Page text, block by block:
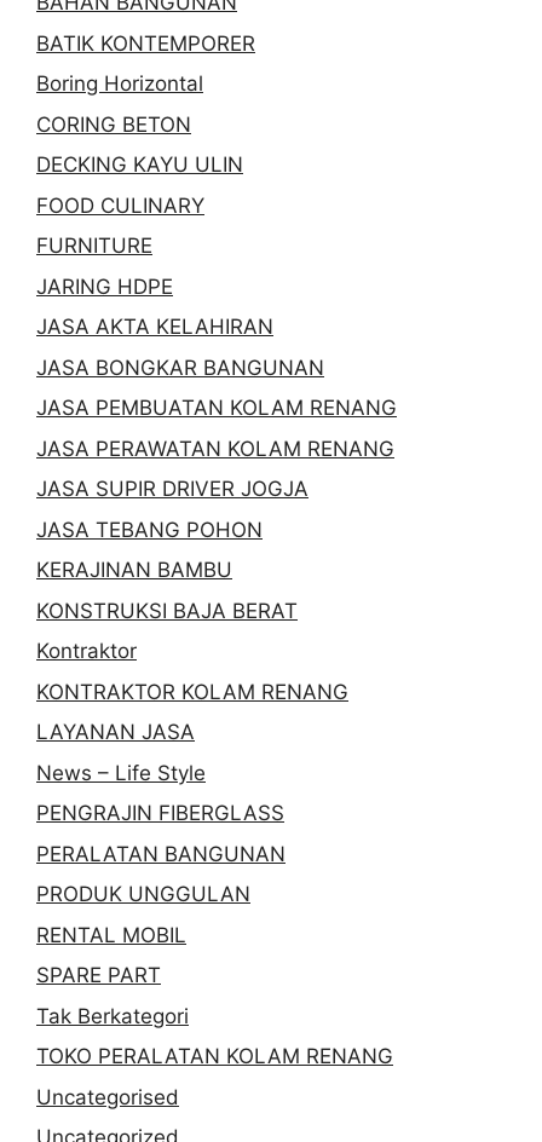
BATIK KONTEMPORER
Boring Horizontal
CORING BETON
DECKING KAYU ULIN
FOOD CULINARY
FURNITURE
JARING HDPE
JASA AKTA KELAHIRAN
JASA BONGKAR BANGUNAN
JASA PEMBUATAN KOLAM RENANG
JASA PERAWATAN KOLAM RENANG
JASA SUPIR DRIVER JOGJA
JASA TEBANG POHON
KERAJINAN BAMBU
KONSTRUKSI BAJA BERAT
Kontraktor
KONTRAKTOR KOLAM RENANG
LAYANAN JASA
News – Life Style
PENGRAJIN FIBERGLASS
PERALATAN BANGUNAN
PRODUK UNGGULAN
RENTAL MOBIL
SPARE PART
Tak Berkategori
TOKO PERALATAN KOLAM RENANG
Uncategorised